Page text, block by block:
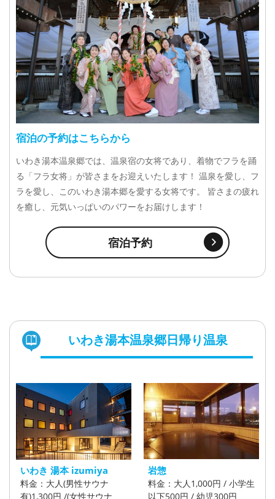
宿泊の予約はこちらから
いわき湯本温泉郷では、温泉宿の女将であり、着物でフラを踊
る「フラ女将」が皆さまをお迎えいたします！ 温泉を愛し、フ
ラを愛し、このいわき湯本郷を愛する女将です。 皆さまの疲れ
を癒し、元気いっぱいのパワーをお届けします！
宿泊予約
いわき湯本温泉郷日帰り温泉
いわき 湯本 izumiya
料金：大人(男性サウナ
有)1,300円 /(女性サウナ
岩惣
料金：大人1,000円 / 小学生
以下500円 / 幼児300円